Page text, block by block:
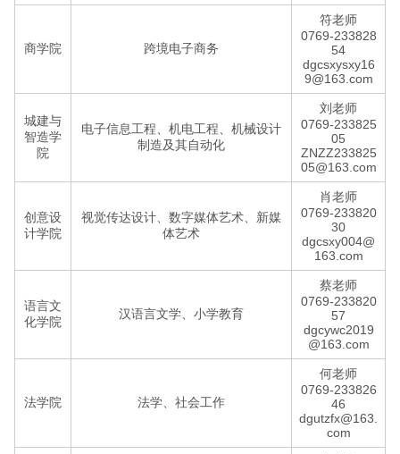
商学院 跨境电子商务
符老师
0769-233828
54
dgcsxysxy16
9@163.com
城建与
智造学
院
电子信息工程、机电工程、机械设计
制造及其自动化
刘老师
0769-233825
05
ZNZZ233825
05@163.com
创意设
计学院
视觉传达设计、数字媒体艺术、新媒
体艺术
肖老师
0769-233820
30
dgcsxy004@
163.com
语言文
化学院
汉语言文学、小学教育
蔡老师
0769-233820
57
dgcywc2019
@163.com
法学院 法学、社会工作
何老师
0769-233826
46
dgutzfx@163.
com